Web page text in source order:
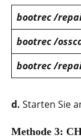
bootrec /
bootrec /
bootrec /
d. Starten Sie
Methode 3: